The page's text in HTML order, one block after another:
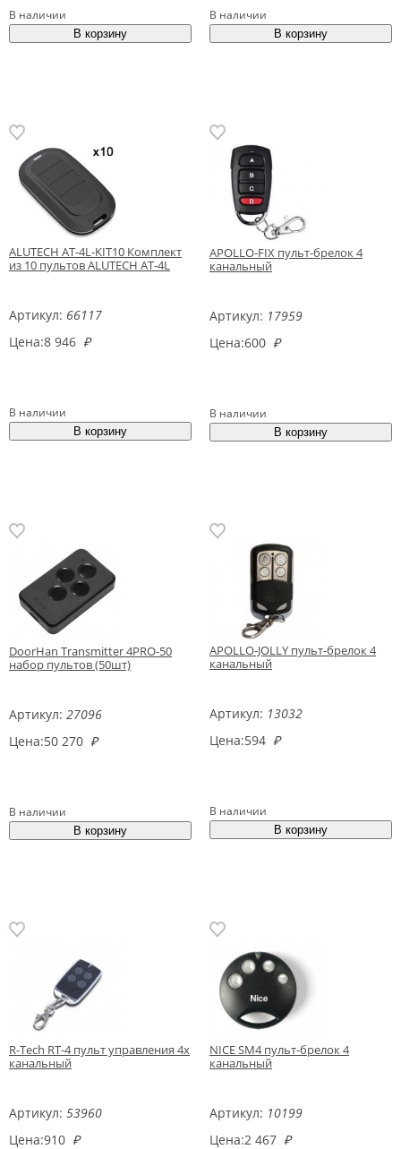
В наличии В наличии
ALUTECH AT-4L-KIT10 Комплект
из 10 пультов ALUTECH AT-4L
Артикул: 66117
Цена:8 946 ₽
В наличии
APOLLO-FIX пульт-брелок 4
канальный
Артикул: 17959
Цена:600 ₽
В наличии
DoorHan Transmitter 4PRO-50
набор пультов (50шт)
Артикул: 27096
Цена:50 270 ₽
В наличии
APOLLO-JOLLY пульт-брелок 4
канальный
Артикул: 13032
Цена:594 ₽
В наличии
R-Tech RT-4 пульт управления 4х
канальный
Артикул: 53960
Цена:910 ₽
NICE SM4 пульт-брелок 4
канальный
Артикул: 10199
Цена:2 467 ₽